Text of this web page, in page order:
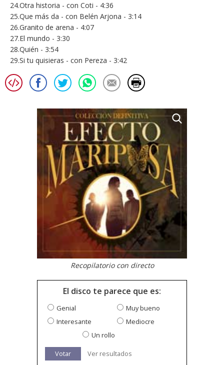
24.Otra historia - con Coti - 4:36
25.Que más da - con Belén Arjona - 3:14
26.Granito de arena - 4:07
27.El mundo - 3:30
28.Quién - 3:54
29.Si tu quisieras - con Pereza - 3:42
Recopilatorio con directo
El disco te parece que es:
Genial
Muy bueno
Interesante
Mediocre
Un rollo
Votar Ver resultados